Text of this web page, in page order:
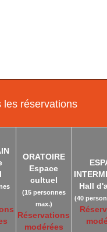
les réservations
ORATOIRE
Espace
cultuel
(15 personnes
max.)
Réservations
modérées
Hall
(40